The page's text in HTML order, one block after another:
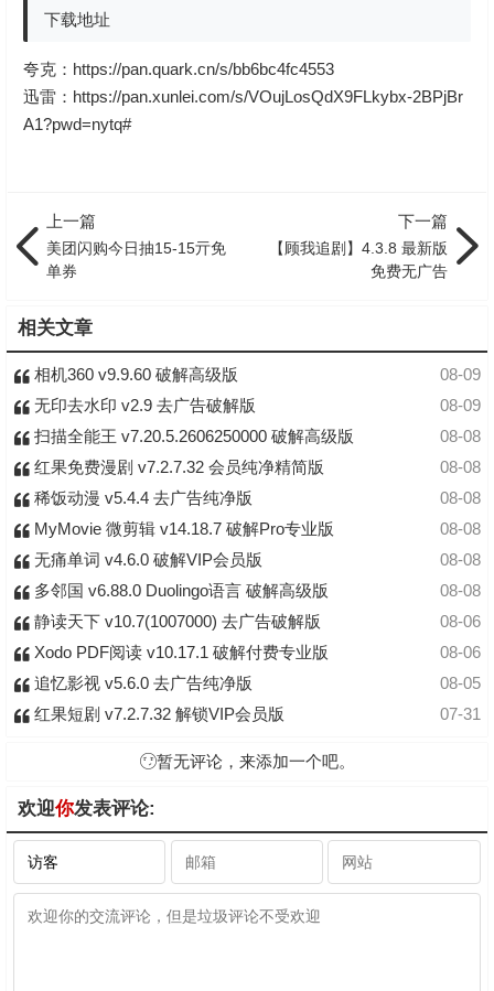
下载地址
夸克： https://pan.quark.cn/s/bb6bc4fc4553
迅雷： https://pan.xunlei.com/s/VOujLosQdX9FLkybx-2BPjBr
A1?pwd=nytq#
上一篇
美团闪购今日抽15-15亓免
单券
下一篇
【顾我追剧】4.3.8 最新版
免费无广告
相关文章
08-09
相机360 v9.9.60 破解高级版
08-09
无印去水印 v2.9 去广告破解版
08-08
扫描全能王 v7.20.5.2606250000 破解高级版
08-08
红果免费漫剧 v7.2.7.32 会员纯净精简版
08-08
稀饭动漫 v5.4.4 去广告纯净版
08-08
MyMovie 微剪辑 v14.18.7 破解Pro专业版
08-08
无痛单词 v4.6.0 破解VIP会员版
08-08
多邻国 v6.88.0 Duolingo语言 破解高级版
08-06
静读天下 v10.7(1007000) 去广告破解版
08-06
Xodo PDF阅读 v10.17.1 破解付费专业版
08-05
追忆影视 v5.6.0 去广告纯净版
07-31
红果短剧 v7.2.7.32 解锁VIP会员版
暂无评论，来添加一个吧。
欢迎你发表评论: